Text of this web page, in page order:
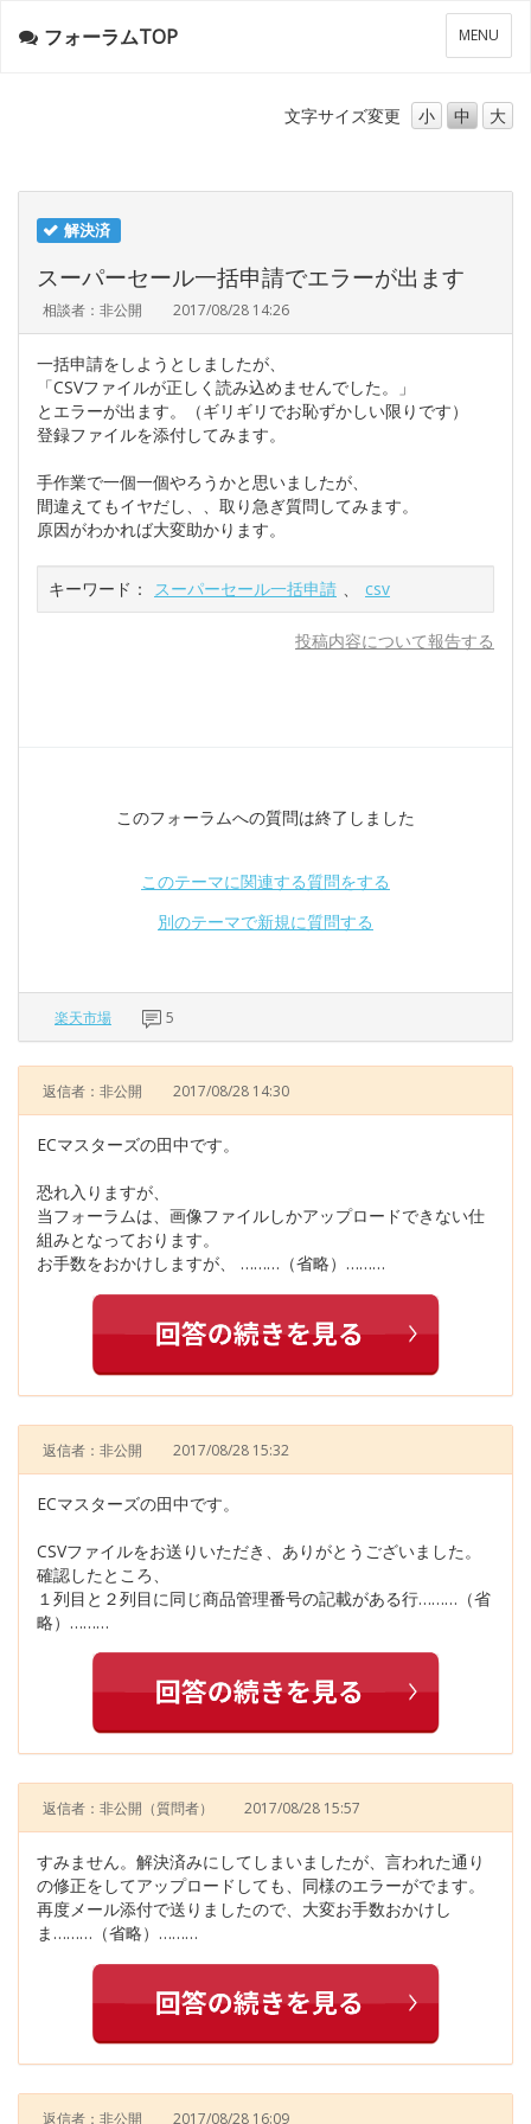
メ
ニ
ー
MENU
フォーラムTOP
文字サイズ変更 小 中 大
解決済
スーパーセール一括申請でエラーが出ます
相談者：非公開 2017/08/28 14:26
一括申請をしようとしましたが、
「CSVファイルが正しく読み込めませんでした。」
とエラーが出ます。（ギリギリでお恥ずかしい限りです）
登録ファイルを添付してみます。
手作業で一個一個やろうかと思いましたが、
間違えてもイヤだし、、取り急ぎ質問してみます。
原因がわかれば大変助かります。
キーワード： スーパーセール一括申請 、 csv
投稿内容について報告する
このフォーラムへの質問は終了しました
このテーマに関連する質問をする
別のテーマで新規に質問する
楽天市場 5
返信者：非公開 2017/08/28 14:30
ECマスターズの田中です。
恐れ入りますが、
当フォーラムは、画像ファイルしかアップロードできない仕
組みとなっております。
お手数をおかけしますが、 ………（省略）………
返信者：非公開 2017/08/28 15:32
ECマスターズの田中です。
CSVファイルをお送りいただき、ありがとうございました。
確認したところ、
１列目と２列目に同じ商品管理番号の記載がある行………（省
略）………
返信者：非公開 （質問者） 2017/08/28 15:57
すみません。解決済みにしてしまいましたが、言われた通り
の修正をしてアップロードしても、同様のエラーがでます。
再度メール添付で送りましたので、大変お手数おかけし
ま………（省略）………
返信者：非公開 2017/08/28 16:09